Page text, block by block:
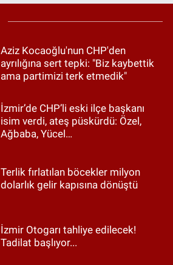
Aziz Kocaoğlu'nun CHP'den
ayrılığına sert tepki: "Biz kaybettik
ama partimizi terk etmedik"
İzmir’de CHP’li eski ilçe başkanı
isim verdi, ateş püskürdü: Özel,
Ağbaba, Yücel…
Terlik fırlatılan böcekler milyon
dolarlık gelir kapısına dönüştü
İzmir Otogarı tahliye edilecek!
Tadilat başlıyor...